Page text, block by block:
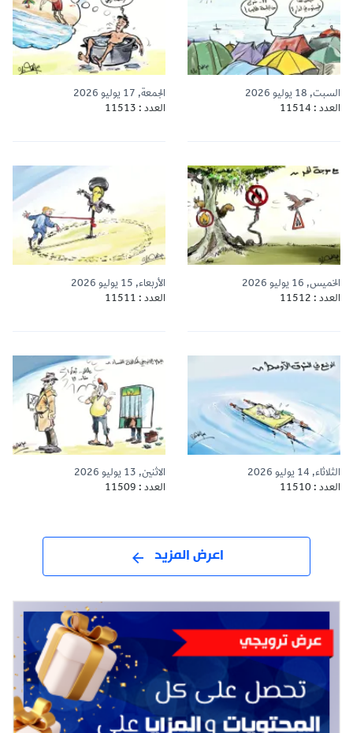
السبت, 18 يوليو 2026
العدد : 11514
الجمعة, 17 يوليو 2026
العدد : 11513
الخميس, 16 يوليو 2026
العدد : 11512
الأربعاء, 15 يوليو 2026
العدد : 11511
الثلاثاء, 14 يوليو 2026
العدد : 11510
الاثنين, 13 يوليو 2026
العدد : 11509
اعرض المزيد